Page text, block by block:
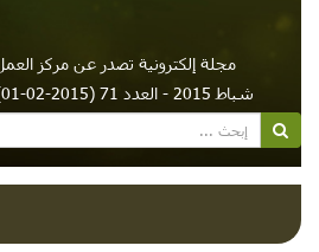
مجلة إلكترونية تصدر عن مركز
شباط 2015 - العدد 71 (2015-02-01)